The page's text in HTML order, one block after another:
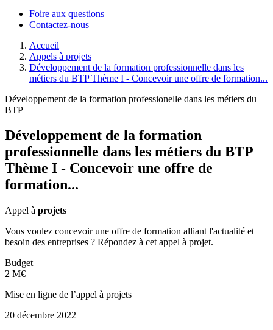
Foire aux questions
Contactez-nous
Accueil
Appels à projets
Développement de la formation professionnelle dans les
métiers du BTP Thème I - Concevoir une offre de formation...
Développement de la formation professionelle dans les métiers du
BTP
Développement de la formation
professionnelle dans les métiers du BTP
Thème I - Concevoir une offre de
formation...
Appel à projets
Vous voulez concevoir une offre de formation alliant l'actualité et
besoin des entreprises ? Répondez à cet appel à projet.
Budget
2 M€
Mise en ligne de l’appel à projets
20 décembre 2022